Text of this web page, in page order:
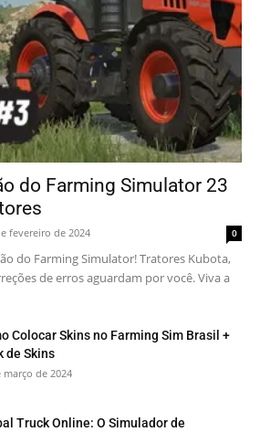
do Farming Simulator 23
fevereiro de 2024 0
do Farming Simulator! Tratores Kubota,
de erros aguardam por você. Viva a
Colocar Skins no Farming Sim Brasil +
de Skins
março de 2024
Truck Online: O Simulador de